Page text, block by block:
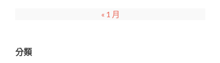
« 1 月
分類